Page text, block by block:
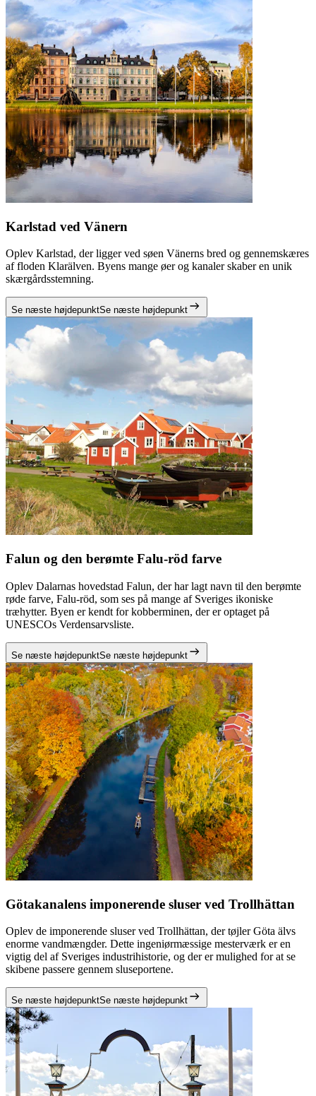
Karlstad ved Vänern
Oplev Karlstad, der ligger ved søen Vänerns bred og gennemskæres
af floden Klarälven. Byens mange øer og kanaler skaber en unik
skærgårdsstemning.
Se næste højdepunktSe næste højdepunkt
Falun og den berømte Falu-röd farve
Oplev Dalarnas hovedstad Falun, der har lagt navn til den berømte
røde farve, Falu-röd, som ses på mange af Sveriges ikoniske
træhytter. Byen er kendt for kobberminen, der er optaget på
UNESCOs Verdensarvsliste.
Se næste højdepunktSe næste højdepunkt
Götakanalens imponerende sluser ved Trollhättan
Oplev de imponerende sluser ved Trollhättan, der tøjler Göta älvs
enorme vandmængder. Dette ingeniørmæssige mesterværk er en
vigtig del af Sveriges industrihistorie, og der er mulighed for at se
skibene passere gennem sluseportene.
Se næste højdepunktSe næste højdepunkt